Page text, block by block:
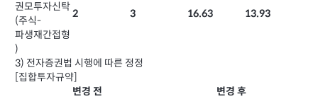
권모투자신탁
(주식-
파생재간접형
)
2 3 16.63 13.93
3) 전자증권법 시행에 따른 정정
[집합투자규약]
변경 전
변경 후